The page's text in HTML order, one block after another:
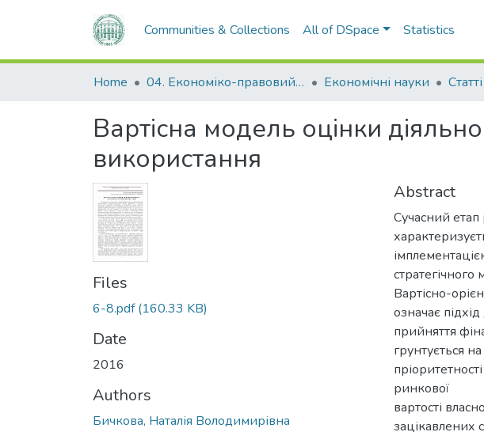
Communities & Collections All of DSpace Statistics
Home 04. Економіко-правовий факультет Економічні науки
Вартісна модель оцінки
використання
Files
6-8.pdf(160.33 KB)
Date
2016
Authors
Бичкова, Наталія Володимирівна
Abstract
Сучасний етап
Вартісно-
означає
прийняття
грунтується на
ринкової
вартості
зацікавлених